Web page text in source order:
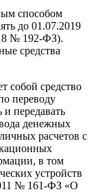
способом
до 01.07.2019
№ 192-ФЗ).
средства
собой средство
переводу
и передавать
денежных
расчетов с
в том
устройств
№ 161-ФЗ «О